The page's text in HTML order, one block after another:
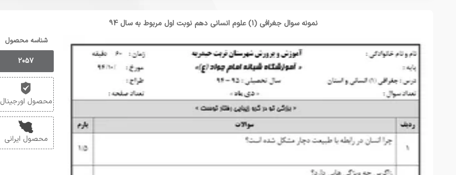
نمونه سوال جغرافی (1) علوم انسانی دهم نوبت اول مربوط به سال 94
شناسه محصول
2057
محصول اورجینال
محصول ایرانی